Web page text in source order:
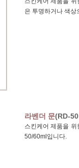
은 투명하거나 색상
라벤더 문(RD-
스킨케어 제품을
50/60ml입니다.